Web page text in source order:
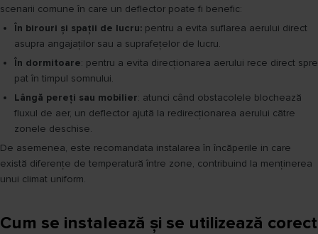
scenarii comune în care un deflector poate fi benefic:
În birouri și spații de lucru: pentru a evita suflarea aerului direct
asupra angajaților sau a suprafețelor de lucru.
În dormitoare: pentru a evita direcționarea aerului rece direct spre
pat în timpul somnului.
Lângă pereți sau mobilier: atunci când obstacolele blochează
fluxul de aer, un deflector ajută la redirecționarea aerului către
zonele deschise.
De asemenea, este recomandata instalarea în încăperile in care
există diferențe de temperatură între zone, contribuind la menținerea
unui climat uniform.
Cum se instalează și se utilizează corect